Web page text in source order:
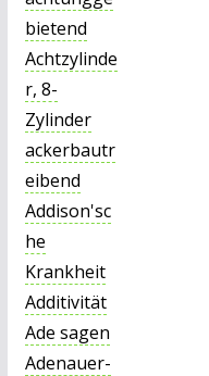
bietend
Achtzylinde
r, 8-
Zylinder
ackerbautr
eibend
Addison'sc
he
Krankheit
Additivität
Ade sagen
Adenauer-